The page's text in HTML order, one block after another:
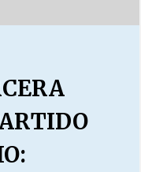
SALUDA EL